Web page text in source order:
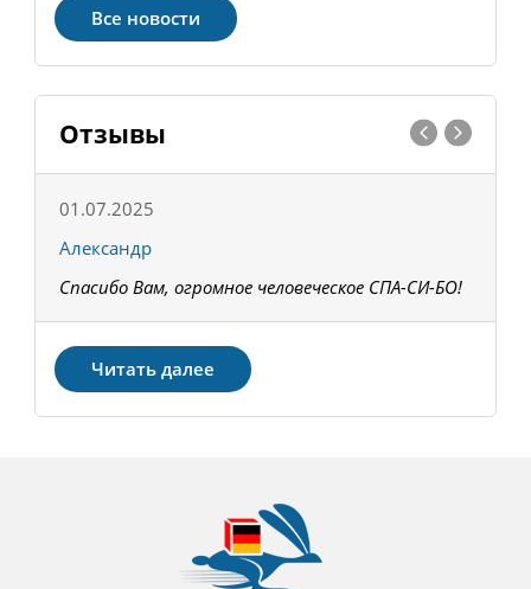
Все новости
Отзывы
01.07.2025
Александр
Спасибо Вам, огромное человеческое СПА-СИ-БО!
Читать далее